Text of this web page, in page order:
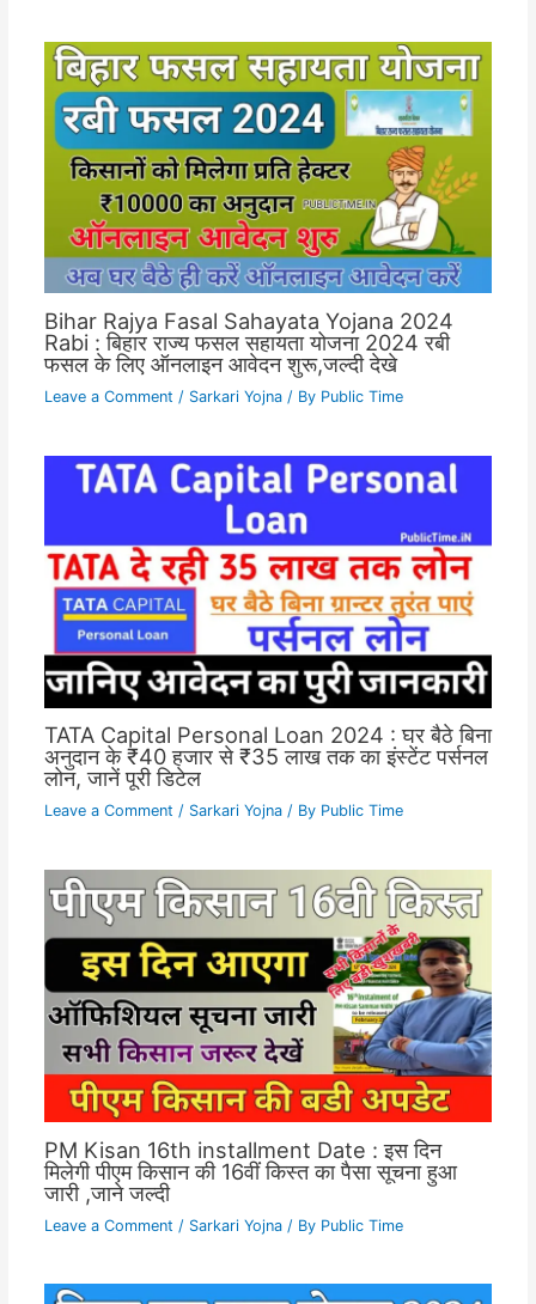
Bihar Rajya Fasal Sahayata Yojana 2024
Rabi : बिहार राज्य फसल सहायता योजना 2024 रबी
फसल के लिए ऑनलाइन आवेदन शुरू,जल्दी देखे
Leave a Comment / Sarkari Yojna/ By Public Time
TATA Capital Personal Loan 2024 : घर बैठे बिना
अनुदान के ₹40 हजार से ₹35 लाख तक का इंस्टेंट पर्सनल
लोन, जानें पूरी डिटेल
Leave a Comment / Sarkari Yojna/ By Public Time
PM Kisan 16th installment Date : इस दिन
मिलेगी पीएम किसान की 16वीं किस्त का पैसा सूचना हुआ
जारी ,जाने जल्दी
Leave a Comment / Sarkari Yojna/ By Public Time